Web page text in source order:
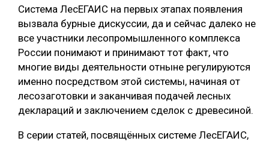
СОРТИРОВКА ДРЕВЕСИНЫ
МЕБЕЛЬНОЕ ПРОИЗВОДСТВО
Система ЛесЕГАИС на первых этапах появления
вызвала бурные дискуссии, да и сейчас далеко не
все участники лесопромышленного комплекса
России понимают и принимают тот факт, что
многие виды деятельности отныне регулируются
именно посредством этой системы, начиная от
лесозаготовки и заканчивая подачей лесных
деклараций и заключением сделок с древесиной.
В серии статей, посвящённых системе ЛесЕГАИС,